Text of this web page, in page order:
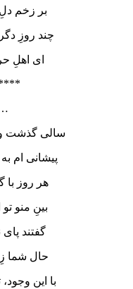
بر زخم
چند روزِ دگر
ای اهلِ
نزدیک
سالی گذشت
پیشانی ام
هر روز با
بینِ منو
گفتند
حال شما
با این